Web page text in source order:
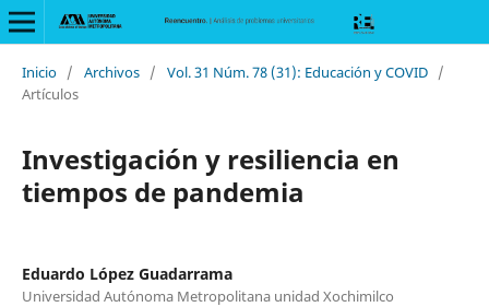
Inicio / Archivos / Vol. 31 Núm. 78 (31): Educación y COVID /
Artículos
Investigación y resiliencia en
tiempos de pandemia
Eduardo López Guadarrama
Universidad Autónoma Metropolitana unidad Xochimilco